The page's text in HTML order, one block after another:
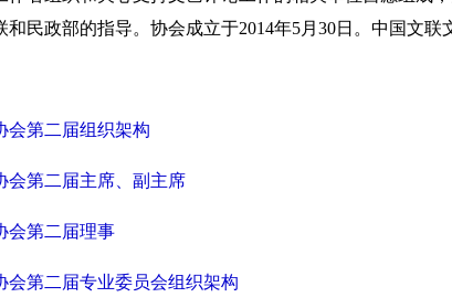
和民政部的指导。协会成立于2014年5月30日。中国文联
会第二届组织架构
会第二届主席、副主席
会第二届理事
会第二届专业委员会组织架构